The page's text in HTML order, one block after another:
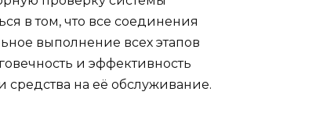
в том, что все соединения
выполнение всех этапов
и эффективность
средства на её обслуживание.